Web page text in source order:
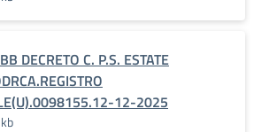
DECRETO C. P.S. ESTATE
12-2025